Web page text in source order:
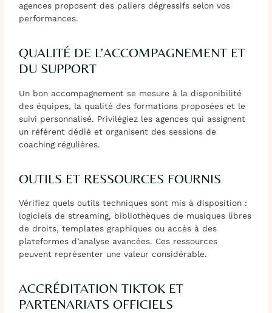
agences proposent des paliers dégressifs selon vos
performances.
QUALITÉ DE L’ACCOMPAGNEMENT ET
DU SUPPORT
Un bon accompagnement se mesure à la disponibilité
des équipes, la qualité des formations proposées et le
suivi personnalisé. Privilégiez les agences qui assignent
un référent dédié et organisent des sessions de
coaching régulières.
OUTILS ET RESSOURCES FOURNIS
Vérifiez quels outils techniques sont mis à disposition :
logiciels de streaming, bibliothèques de musiques libres
de droits, templates graphiques ou accès à des
plateformes d’analyse avancées. Ces ressources
peuvent représenter une valeur considérable.
ACCRÉDITATION TIKTOK ET
PARTENARIATS OFFICIELS